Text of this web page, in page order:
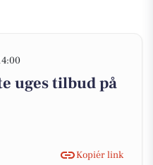
uges tilbud på
Kopiér link